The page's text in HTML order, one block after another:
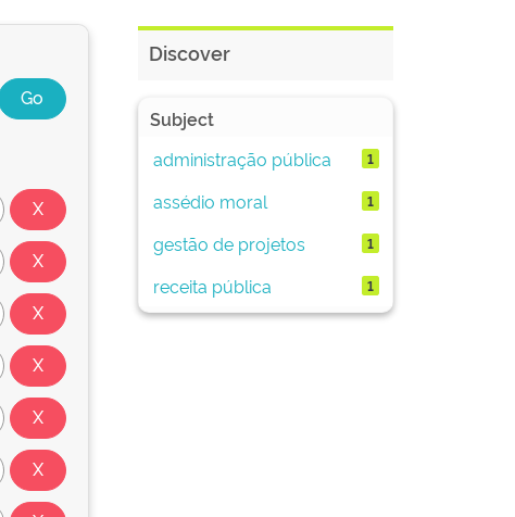
Discover
Subject
administração pública
1
assédio moral 1
gestão de projetos 1
receita pública 1